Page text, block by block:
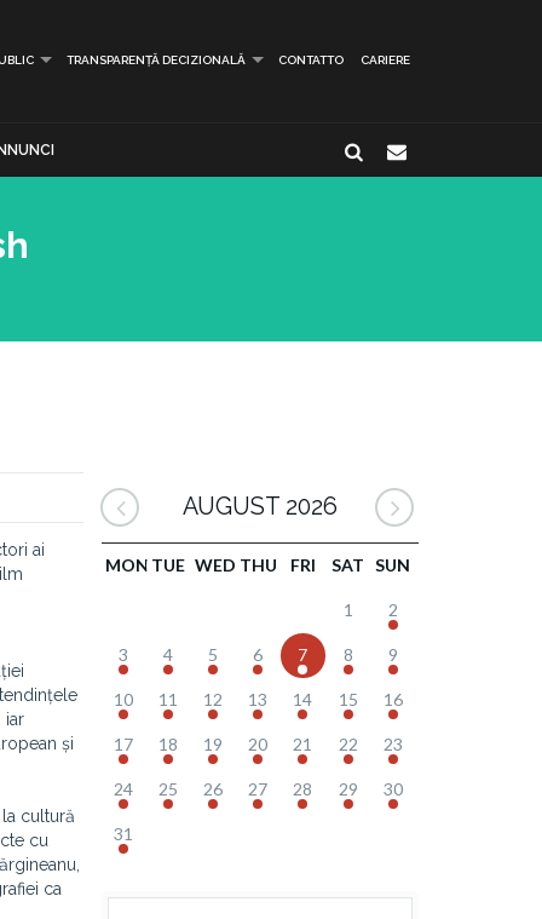
TRANSPARENȚĂ DECIZIONALĂ CONTATTO CARIERE
ai
iar
și
cultură
cu
ca
AUGUST 2026
MON TUE WED THU FRI SAT SUN
1 2
3 4 5 6 7 8 9
10 11 12 13 14 15 16
17 18 19 20 21 22 23
24 25 26 27 28 29 30
31